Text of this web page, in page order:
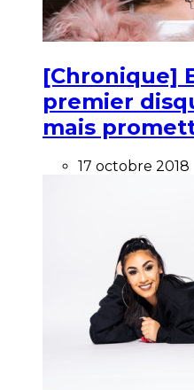
[Chronique]
premier
mais
17 octobre 2018